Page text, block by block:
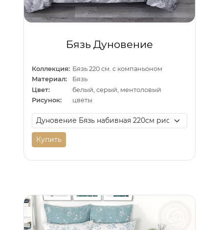
Бязь Дуновение
Коллекция: Бязь 220 см. с компаньоном
Материал:
Бязь
Цвет:
белый, серый, ментоловый
Рисунок:
цветы
Купить